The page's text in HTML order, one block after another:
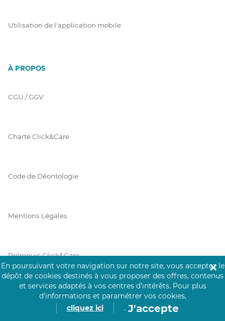
Utilisation de l'application mobile
À PROPOS
CGU / GGV
Charte Click&Care
Code de Déontologie
Mentions Légales
Prérequis Click&Care
Protection des Données
En poursuivant votre navigation sur notre site, vous acceptez le
dépôt de cookies destinés à vous proposer des offres, contenus
et services adaptés à vos centres d’intérêts. Pour plus
d’informations et paramétrer vos cookies,
cliquez ici
. J'accepte
✕